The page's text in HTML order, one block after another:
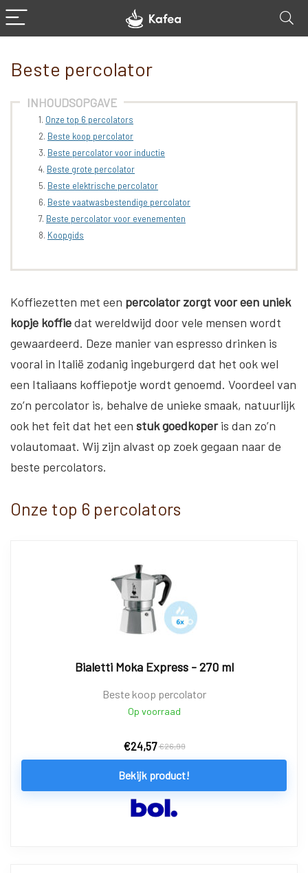
Beste percolator
INHOUDSOPGAVE
Onze top 6 percolators
Beste koop percolator
Beste percolator voor inductie
Beste grote percolator
Beste elektrische percolator
Beste vaatwasbestendige percolator
Beste percolator voor evenementen
Koopgids
Koffiezetten met een percolator zorgt voor een uniek
kopje koffiedat wereldwijd door vele mensen wordt
gewaardeerd. Deze manier van espresso drinken is
vooral in Italië zodanig ingeburgerd dat het ook wel
een Italiaans koffiepotje wordt genoemd. Voordeel van
zo’n percolator is, behalve de unieke smaak, natuurlijk
ook het feit dat het een stuk goedkoperis dan zo’n
volautomaat. Wij zijn alvast op zoek gegaan naar de
beste percolators.
Onze top 6 percolators
Bialetti Moka Express - 270 ml
Beste koop percolator
Op voorraad
€24,57€26,99
Bekijk product!